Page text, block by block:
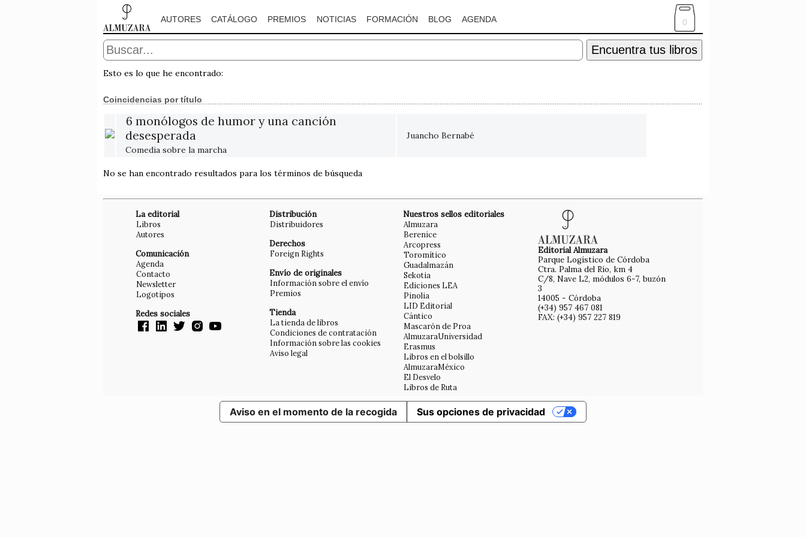
AUTORES CATÁLOGO PREMIOS NOTICIAS FORMACIÓN BLOG AGENDA 0
Encuentra tus libros
Esto es lo que he encontrado:
Coincidencias por título
6 monólogos de humor y una canción
desesperada
Comedia sobre la marcha
Juancho Bernabé
No se han encontrado resultados para los términos de búsqueda
La editorial
Libros
Autores
Comunicación
Agenda
Contacto
Newsletter
Logotipos
Redes sociales
Distribución
Distribuidores
Derechos
Foreign Rights
Envío de originales
Información sobre el envío
Premios
Tienda
La tienda de libros
Condiciones de contratación
Información sobre las cookies
Aviso legal
Nuestros sellos editoriales
Almuzara
Berenice
Arcopress
Toromítico
Guadalmazán
Sekotia
Ediciones LEA
Pinolia
LID Editorial
Cántico
Mascarón de Proa
AlmuzaraUniversidad
Erasmus
Libros en el bolsillo
AlmuzaraMéxico
El Desvelo
Libros de Ruta
Editorial Almuzara
Parque Logístico de Córdoba
Ctra. Palma del Río, km 4
C/8, Nave L2, módulos 6-7, buzón
3
14005 - Córdoba
(+34) 957 467 081
FAX: (+34) 957 227 819
Aviso en el momento de la recogida Sus opciones de privacidad